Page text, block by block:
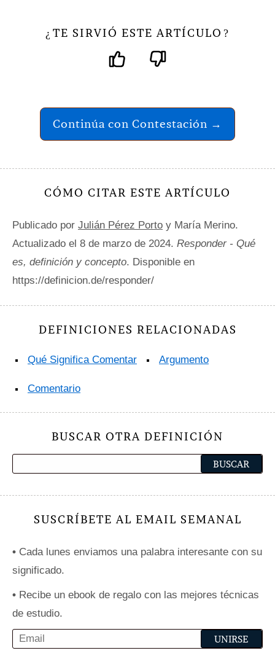
¿ TE SIRVIÓ ESTE ARTÍCULO ?
Continúa con Contestación →
CÓMO CITAR ESTE ARTÍCULO
Publicado por Julián Pérez Porto y María Merino.
Actualizado el 8 de marzo de 2024. Responder - Qué
es, definición y concepto. Disponible en
https://definicion.de/responder/
DEFINICIONES RELACIONADAS
Qué Significa Comentar
Comentario
Argumento
BUSCAR OTRA DEFINICIÓN
SUSCRÍBETE AL EMAIL SEMANAL
• Cada lunes enviamos una palabra interesante con su
significado.
• Recibe un ebook de regalo con las mejores técnicas
de estudio.